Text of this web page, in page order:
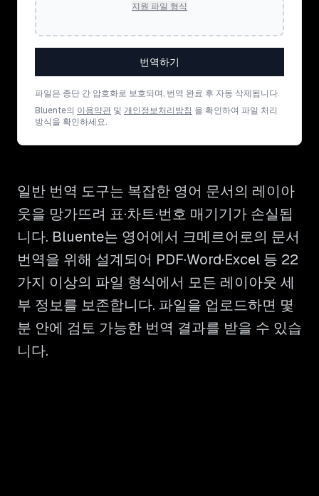
지원 파일 형식
번역하기
파일은 종단 간 암호화로 보호되며, 번역 완료 후 자동 삭제됩니다.
Bluente의 이용약관 및 개인정보처리방침 을 확인하여 파일 처리
방식을 확인하세요.
일반 번역 도구는 복잡한 영어 문서의 레이아
웃을 망가뜨려 표·차트·번호 매기기가 손실됩
니다. Bluente는 영어에서 크메르어로의 문서
번역을 위해 설계되어 PDF·Word·Excel 등 22
가지 이상의 파일 형식에서 모든 레이아웃 세
부 정보를 보존합니다. 파일을 업로드하면 몇
분 안에 검토 가능한 번역 결과를 받을 수 있습
니다.